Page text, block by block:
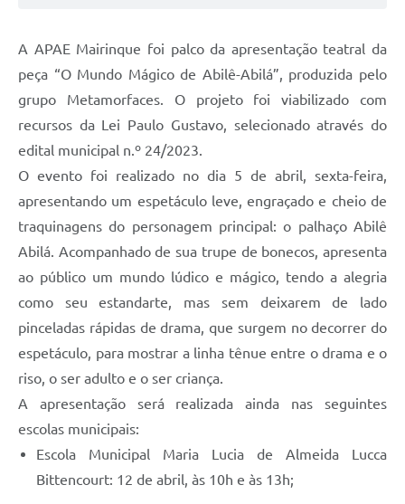
A APAE Mairinque foi palco da apresentação teatral da
peça “O Mundo Mágico de Abilê-Abilá”, produzida pelo
grupo Metamorfaces. O projeto foi viabilizado com
recursos da Lei Paulo Gustavo, selecionado através do
edital municipal n.º 24/2023.
O evento foi realizado no dia 5 de abril, sexta-feira,
apresentando um espetáculo leve, engraçado e cheio de
traquinagens do personagem principal: o palhaço Abilê
Abilá. Acompanhado de sua trupe de bonecos, apresenta
ao público um mundo lúdico e mágico, tendo a alegria
como seu estandarte, mas sem deixarem de lado
pinceladas rápidas de drama, que surgem no decorrer do
espetáculo, para mostrar a linha tênue entre o drama e o
riso, o ser adulto e o ser criança.
A apresentação será realizada ainda nas seguintes
escolas municipais:
Escola Municipal Maria Lucia de Almeida Lucca
Bittencourt: 12 de abril, às 10h e às 13h;